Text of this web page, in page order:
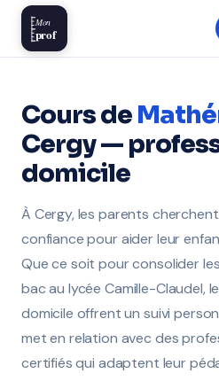
Mon
prof
Cours de
Cergy —
domicile
À Cergy, les parents
confiance pour aider leur
Que ce soit pour consolider
bac au lycée Camille-Claudel,
domicile offrent un suivi
met en relation avec des
certifiés qui adaptent leur